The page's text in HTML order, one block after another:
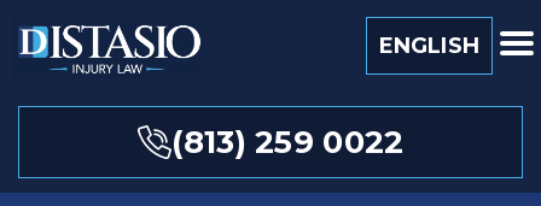
ENGLISH
(813) 259 0022